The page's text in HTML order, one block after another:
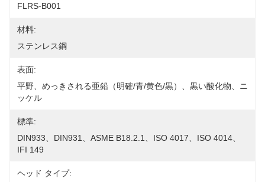
FLRS-B001
材料:
ステンレス鋼
表面:
平野、めっきされる亜鉛（明確/青/黄色/黒）、黒い酸化物、ニ
ッケル
標準:
DIN933、DIN931、ASME B18.2.1、ISO 4017、ISO 4014、
IFI 149
ヘッド タイプ: